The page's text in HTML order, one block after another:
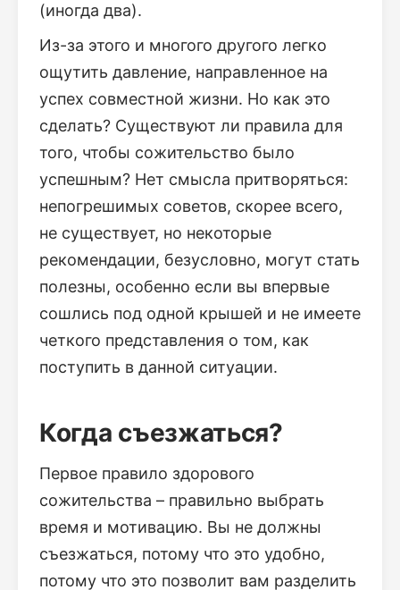
(иногда два).
Из-за этого и многого другого легко
ощутить давление, направленное на
успех совместной жизни. Но как это
сделать? Существуют ли правила для
того, чтобы сожительство было
успешным? Нет смысла притворяться:
непогрешимых советов, скорее всего,
не существует, но некоторые
рекомендации, безусловно, могут стать
полезны, особенно если вы впервые
сошлись под одной крышей и не имеете
четкого представления о том, как
поступить в данной ситуации.
Когда съезжаться?
Первое правило здорового
сожительства – правильно выбрать
время и мотивацию. Вы не должны
съезжаться, потому что это удобно,
потому что это позволит вам разделить